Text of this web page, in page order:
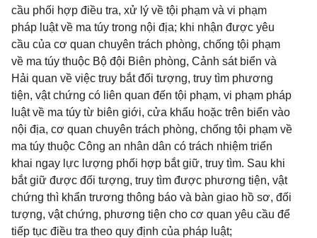
cầu phối hợp điều tra, xử lý về tội phạm và vi phạm
pháp luật về ma túy trong nội địa; khi nhận được yêu
cầu của cơ quan chuyên trách phòng, chống tội phạm
về ma túy thuộc Bộ đội Biên phòng, Cảnh sát biển và
Hải quan về việc truy bắt đối tượng, truy tìm phương
tiện, vật chứng có liên quan đến tội phạm, vi phạm pháp
luật về ma túy từ biên giới, cửa khẩu hoặc trên biển vào
nội địa, cơ quan chuyên trách phòng, chống tội phạm về
ma túy thuộc Công an nhân dân có trách nhiệm triển
khai ngay lực lượng phối hợp bắt giữ, truy tìm. Sau khi
bắt giữ được đối tượng, truy tìm được phương tiện, vật
chứng thì khẩn trương thông báo và bàn giao hồ sơ, đối
tượng, vật chứng, phương tiện cho cơ quan yêu cầu để
tiếp tục điều tra theo quy định của pháp luật;